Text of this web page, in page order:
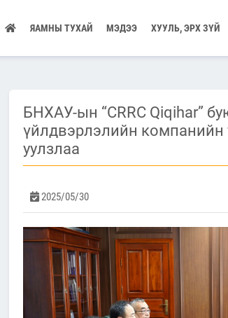
ЯАМНЫ ТУХАЙ МЭДЭЭ ХУУЛЬ, ЭРХ ЗҮЙ
БНХАУ-ын “CRRC Qiqihar”
үйлдвэрлэлийн компанийн
уулзлаа
2025/05/30